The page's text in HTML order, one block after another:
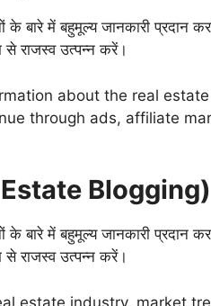
बारे में बहुमूल्य जानकारी प्रदान
से राजस्व उत्पन्न करें।
about the real
through ads, affiliate
Estate Blogging)
बारे में बहुमूल्य जानकारी प्रदान
से राजस्व उत्पन्न करें।
estate industry, market